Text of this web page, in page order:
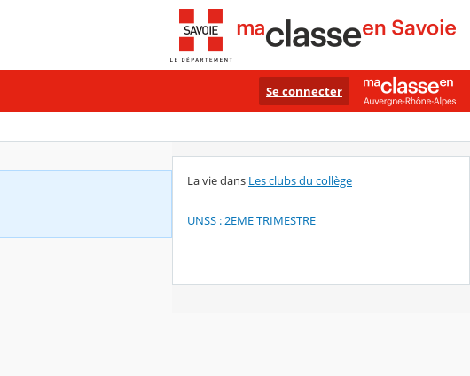
Se connecter
La vie dans Les clubs du collège
UNSS : 2EME TRIMESTRE